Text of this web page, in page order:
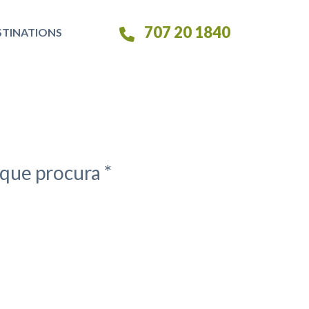
707 20 1840
procura *